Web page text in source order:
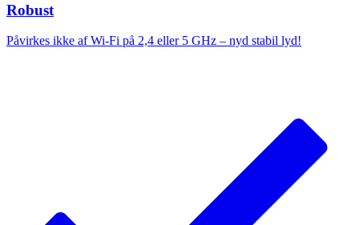
Robust
Påvirkes ikke af Wi-Fi på 2,4 eller 5 GHz – nyd stabil lyd!